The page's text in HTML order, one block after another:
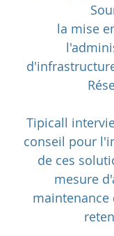
la mise
Tipicall
conseil pour
de ces
mesure
maintenance